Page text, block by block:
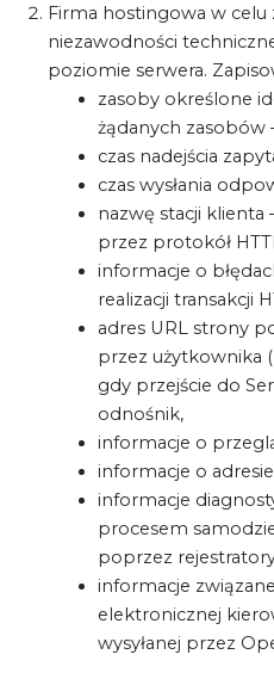
Firma hostingowa w celu
niezawodności
poziomie serwera.
zasoby określone
żądanych zasobów
czas nadejścia
czas wysłania
nazwę stacji klienta
przez protokół
informacje o
realizacji transakcji
adres URL strony
przez użytkownika
gdy przejście do
odnośnik,
informacje o
informacje o
informacje
procesem
poprzez
informacje
elektronicznej
wysyłanej przez